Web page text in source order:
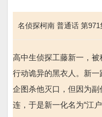
名侦探柯南 普通话 第
高中生侦探工藤新一，被
行动诡异的黑衣人。新
企图杀他灭口，但因为
连，于是新一化名为“江